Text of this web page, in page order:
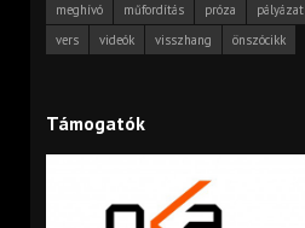
meghívó
műfordítás próza pályázat
vers
videók visszhang önszócikk
Támogatók